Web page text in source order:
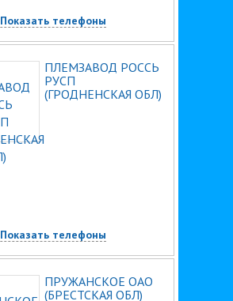
Показать телефоны
ПЛЕМЗАВОД РОССЬ
РУСП
(ГРОДНЕНСКАЯ ОБЛ)
Показать телефоны
ПРУЖАНСКОЕ ОАО
(БРЕСТСКАЯ ОБЛ)